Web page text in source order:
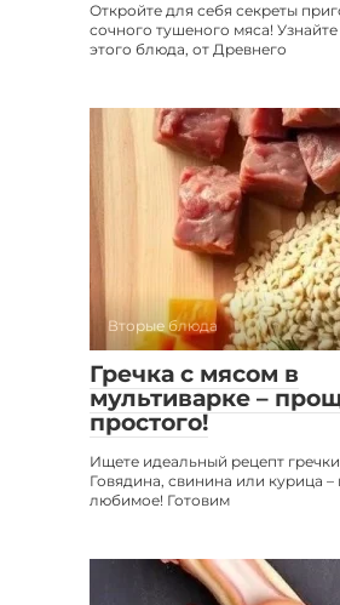
Откройте для себя секреты
сочного тушеного мяса!
этого блюда, от Древнего
Вторые блюда
Гречка с мясом в
мультиварке –
простого!
Ищете идеальный рецепт
Говядина, свинина или курица –
любимое! Готовим